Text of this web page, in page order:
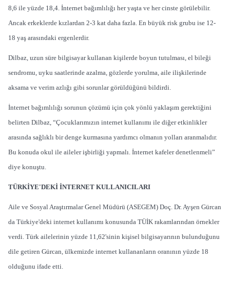
8,6 ile yüzde 18,4. İnternet bağımlılığı her yaşta ve her cinste görülebilir.
Ancak erkeklerde kızlardan 2-3 kat daha fazla. En büyük risk grubu ise 12-
18 yaş arasındaki ergenlerdir.
Dilbaz, uzun süre bilgisayar kullanan kişilerde boyun tutulması, el bileği
sendromu, uyku saatlerinde azalma, gözlerde yorulma, aile ilişkilerinde
aksama ve verim azlığı gibi sorunlar görüldüğünü bildirdi.
İnternet bağımlılığı sorunun çözümü için çok yönlü yaklaşım gerektiğini
belirten Dilbaz, “Çocuklarımızın internet kullanımı ile diğer etkinlikler
arasında sağlıklı bir denge kurmasına yardımcı olmanın yolları aranmalıdır.
Bu konuda okul ile aileler işbirliği yapmalı. İnternet kafeler denetlenmeli”
diye konuştu.
TÜRKİYE'DEKİ İNTERNET KULLANICILARI
Aile ve Sosyal Araştırmalar Genel Müdürü (ASEGEM) Doç. Dr. Ayşen Gürcan
da Türkiye'deki internet kullanımı konusunda TÜİK rakamlarından örnekler
verdi. Türk ailelerinin yüzde 11,62'sinin kişisel bilgisayarının bulunduğunu
dile getiren Gürcan, ülkemizde internet kullananların oranının yüzde 18
olduğunu ifade etti.